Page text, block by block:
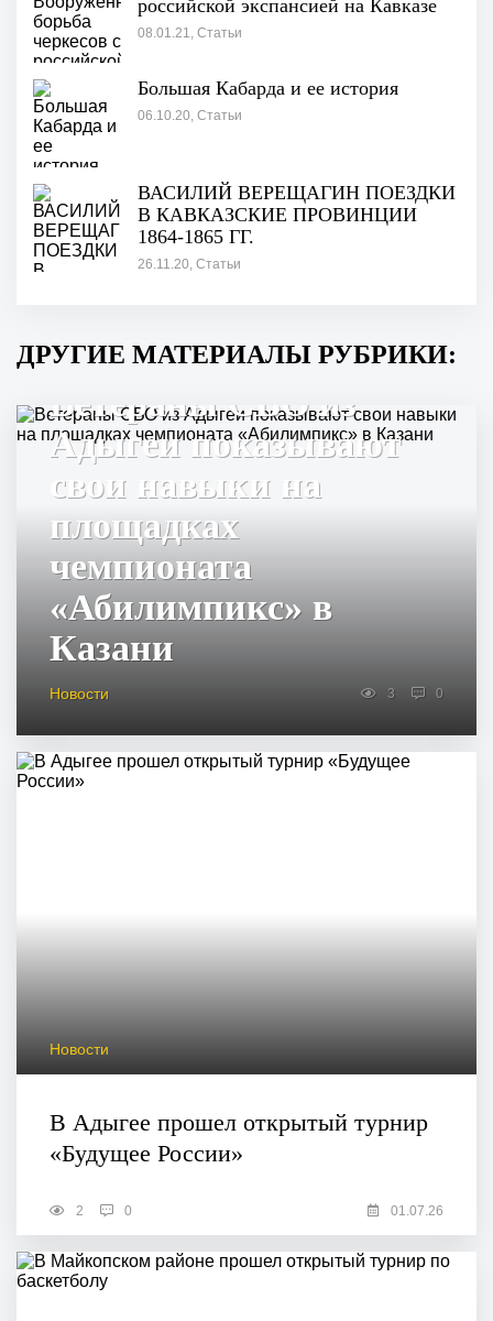
российской экспансией на Кавказе
08.01.21, Статьи
Большая Кабарда и ее история
06.10.20, Статьи
ВАСИЛИЙ ВЕРЕЩАГИН ПОЕЗДКИ
В КАВКАЗСКИЕ ПРОВИНЦИИ
1864-1865 ГГ.
26.11.20, Статьи
ДРУГИЕ МАТЕРИАЛЫ РУБРИКИ:
Ветераны СВО из
Адыгеи показывают
свои навыки на
площадках
чемпионата
«Абилимпикс» в
Казани
Новости 3 0
Новости
В Адыгее прошел открытый турнир
«Будущее России»
2 0 01.07.26